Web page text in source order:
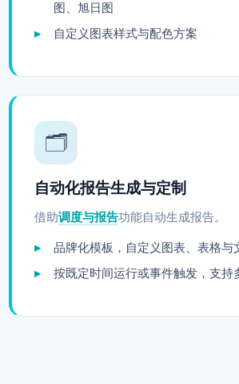
图、旭日图
自定义图表样式与配色方案
🗂️
自动化报告生成与定制
借助调度与报告功能自动生成报告。
品牌化模板，自定义图表、表格与
按既定时间运行或事件触发，支持